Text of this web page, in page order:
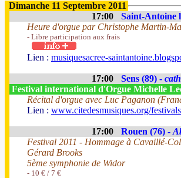
Dimanche 11 Septembre 2011
17:00
Saint-Antoine
Heure d'orgue par Christophe Martin-
- Libre participation aux frais
Lien : musiquesacree-
17:00 Sens (89) -
Festival international d'Orgue Michelle
Récital d'orgue avec Luc Paganon
Lien : www.citedesmusiques.org/
17:00 Rouen (76) -
Festival 2011 - Hommage à Cavaillé-
Gérard Brooks
5ème symphonie de Widor
- 10 € / 7 €